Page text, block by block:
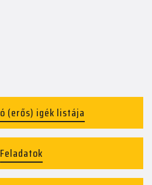
(erős) igék listája
Feladatok